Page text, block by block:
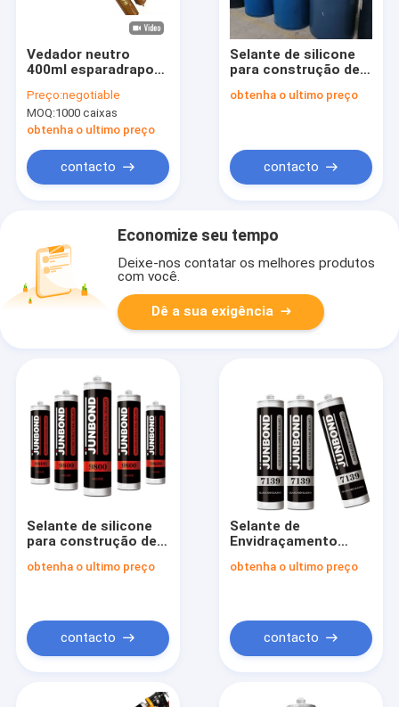
Vedador neutro
400ml esparadrapo
construção de JB
9700
Preço:negotiable
MOQ:1000 caixas
obtenha o ultimo preço
contacto
Selante de silicone
para construção de
com resistência
obtenha o ultimo preço
contacto
Economize seu tempo
Deixe-nos contatar os melhores produtos
com você.
Dê a sua exigência
Selante de silicone
para construção de
salsicha com
solventes
obtenha o ultimo preço
contacto
Selante de
Envidraçamento
Resistente a UV Com
Polímero Natural
obtenha o ultimo preço
contacto